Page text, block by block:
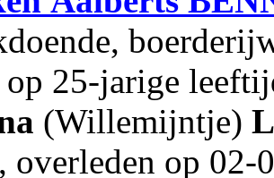
25-jarige
(Willemijntje)
overleden op 02-